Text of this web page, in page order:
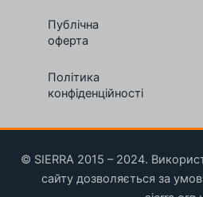
Публічна
оферта
Політика
конфіденційності
© SIERRA 2015 – 2024.
сайту дозволяється за